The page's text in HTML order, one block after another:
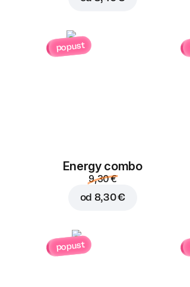
popust
Energy combo
9,30 €
od 8,30 €
popust